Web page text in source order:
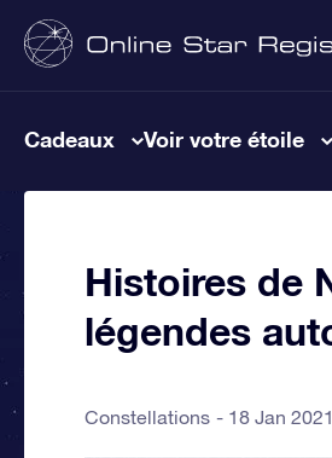
Cadeaux Voir votre étoile
Histoires de
légendes
Constellations 18 Jan 2021